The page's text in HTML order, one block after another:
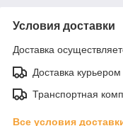
Условия доставки
Доставка
Доставка курьером
Транспортная
Все условия